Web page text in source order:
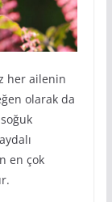
her ailenin
olarak da
en çok